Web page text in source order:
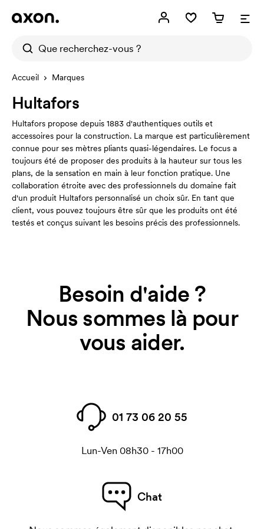
Accueil Marques
Hultafors
Hultafors propose depuis 1883 d'authentiques outils et
accessoires pour la construction. La marque est particulièrement
connue pour ses mètres pliants quasi-légendaires. Le focus a
toujours été de proposer des produits à la hauteur sur tous les
plans, de la sensation en main à leur fonction pratique. Une
collaboration étroite avec des professionnels du domaine fait
d'un produit Hultafors personnalisé un choix sûr. En tant que
client, vous pouvez toujours être sûr que les produits ont été
testés et conçus suivant les besoins précis des professionnels.
Besoin d'aide ?
Nous sommes là pour
vous aider.
01 73 06 20 55
Lun-Ven 08h30 - 17h00
Chat